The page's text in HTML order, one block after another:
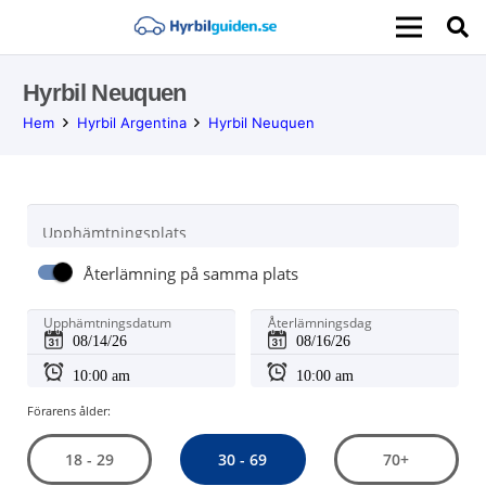
Hyrbil Neuquen
Hem Hyrbil Argentina Hyrbil Neuquen
Upphämtningsplats
Återlämning på samma plats
Upphämtningsdatum Återlämningsdag
Förarens ålder:
18 - 29 30 - 69 70+